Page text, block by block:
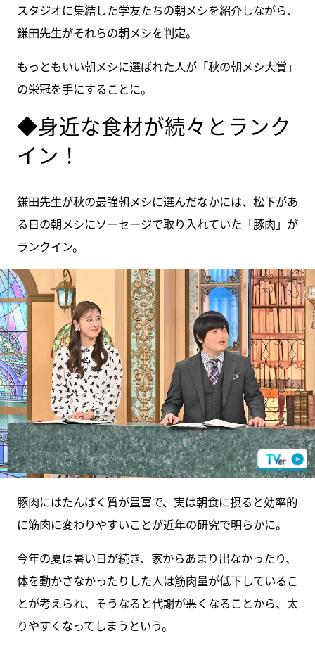
スタジオに集結した学友たちの朝メシを紹介しながら、
鎌田先生がそれらの朝メシを判定。
もっともいい朝メシに選ばれた人が「秋の朝メシ大賞」
の栄冠を手にすることに。
◆身近な食材が続々とランク
イン！
鎌田先生が秋の最強朝メシに選んだなかには、松下があ
る日の朝メシにソーセージで取り入れていた「豚肉」が
ランクイン。
豚肉にはたんぱく質が豊富で、実は朝食に摂ると効率的
に筋肉に変わりやすいことが近年の研究で明らかに。
今年の夏は暑い日が続き、家からあまり出なかったり、
体を動かさなかったりした人は筋肉量が低下しているこ
とが考えられ、そうなると代謝が悪くなることから、太
りやすくなってしまうという。